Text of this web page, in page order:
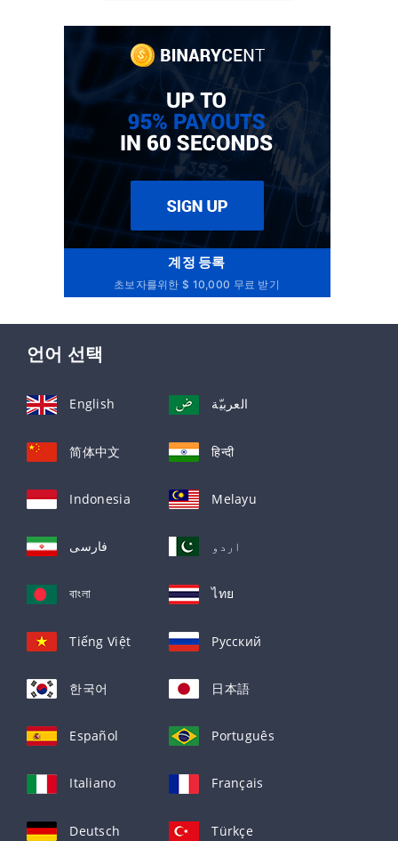
계정 등록
초보자를위한 $ 10,000 무료 받기
언어 선택
English العربيّة
简体中文 हिन्दी
Indonesia Melayu
فارسی اردو
বাংলা ไทย
Tiếng Việt Русский
한국어 日本語
Español Português
Italiano Français
Deutsch Türkçe